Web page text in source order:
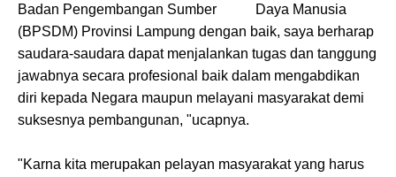
Badan Pengembangan Sumber Daya Manusia
(BPSDM) Provinsi Lampung dengan baik, saya berharap
saudara-saudara dapat menjalankan tugas dan tanggung
jawabnya secara profesional baik dalam mengabdikan
diri kepada Negara maupun melayani masyarakat demi
suksesnya pembangunan, "ucapnya.
"Karna kita merupakan pelayan masyarakat yang harus